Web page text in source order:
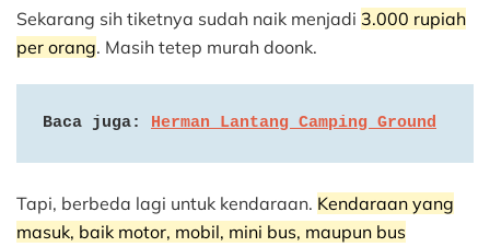
Sekarang sih tiketnya sudah naik menjadi 3.000 rupiah
per orang. Masih tetep murah doonk.
Baca juga: Herman Lantang Camping Ground
Tapi, berbeda lagi untuk kendaraan. Kendaraan yang
masuk, baik motor, mobil, mini bus, maupun bus